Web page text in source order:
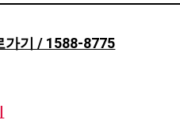
가기 / 1588-8775